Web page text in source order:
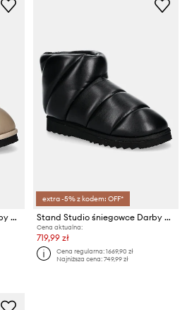
Stand Studio śniegowce Darby Boot
extra -5% z kodem: OFF*
Stand Studio śniegowce Darby Boot
Cena aktualna:
719,99 zł
Cena regularna:1669,90 zł
Najniższa cena:749,99 zł